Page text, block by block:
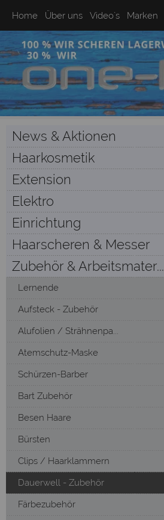
Home Über uns Video`s Marken
News & Aktionen
Haarkosmetik
Extension
Elektro
Einrichtung
Haarscheren & Messer
Zubehör & Arbeitsmater...
Lernende
Aufsteck - Zubehör
Alufolien / Strähnenpa...
Atemschutz-Maske
Schürzen-Barber
Bart Zubehör
Besen Haare
Bürsten
Clips / Haarklammern
Dauerwell - Zubehör
Färbezubehör